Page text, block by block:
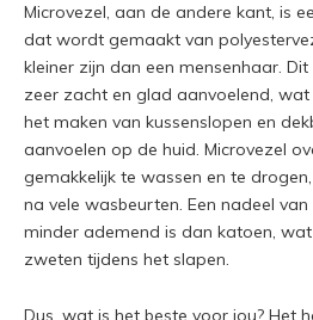
Microvezel, aan de andere kant, is
dat wordt gemaakt van
kleiner zijn dan een mensenhaar.
zeer zacht en glad aanvoelend,
het maken van kussenslopen en
aanvoelen op de huid. Microvezel
gemakkelijk te wassen en te
na vele wasbeurten. Een nadeel
minder ademend is dan katoen,
zweten tijdens het slapen.
Dus, wat is het beste voor jou? Het